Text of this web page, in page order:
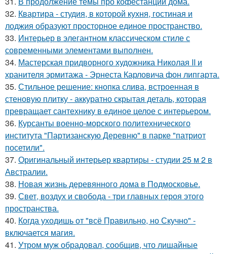
32. Квартира - студия, в которой кухня, гостиная и
лоджия образуют просторное единое пространство.
33. Интерьер в элегантном классическом стиле с
современными элементами выполнен.
34. Мастерская придворного художника Николая II и
хранителя эрмитажа - Эрнеста Карловича фон липгарта.
35. Стильное решение: кнопка слива, встроенная в
стеновую плитку - аккуратно скрытая деталь, которая
превращает сантехнику в единое целое с интерьером.
36. Курсанты военно-морского политехнического
института "Партизанскую Деревню" в парке "патриот
посетили".
37. Оригинальный интерьер квартиры - студии 25 м 2 в
Австралии.
38. Новая жизнь деревянного дома в Подмосковье.
39. Свет, воздух и свобода - три главных героя этого
пространства.
40. Когда уходишь от "всё Правильно, но Скучно" -
включается магия.
41. Утром муж обрадовал, сообщив, что лишайные